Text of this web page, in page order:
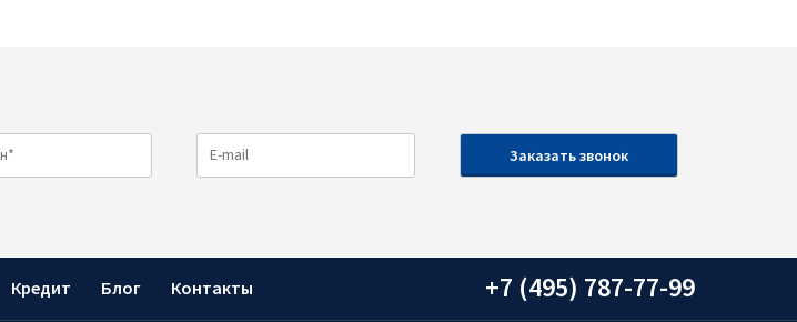
Кредит Блог Контакты +7 (495) 787-77-99